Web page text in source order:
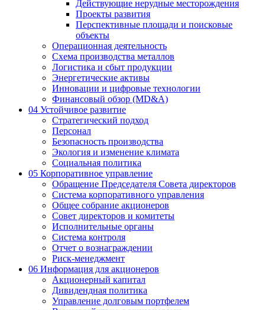
Действующие нерудные месторождения
Проекты развития
Перспективные площади и поисковые
объекты
Операционная деятельность
Схема производства металлов
Логистика и сбыт продукции
Энергетические активы
Инновации и цифровые технологии
Финансовый обзор (MD&A)
04 Устойчивое развитие
Стратегический подход
Персонал
Безопасность производства
Экология и изменение климата
Социальная политика
05 Корпоративное управление
Обращение Председателя Совета директоров
Система корпоративного управления
Общее собрание акционеров
Совет директоров и комитеты
Исполнительные органы
Система контроля
Отчет о вознаграждении
Риск-менеджмент
06 Информация для акционеров
Акционерный капитал
Дивидендная политика
Управление долговым портфелем